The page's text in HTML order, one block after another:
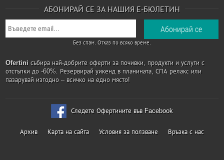
АБОНИРАЙ СЕ ЗА НАШИЯ Е-БЮЛЕТИН
Без спам. Отказ по всяко време.
Ofertini събира най-добрите оферти за почивки, продукти и услуги с
отстъпки до -60%. Резервирай уикенд в планината, СПА релакс или
пазарувай изгодно – всичко на едно място!
Следете Офертините във Facebook
Архив Карта на сайта Условия за ползване Връзка с нас